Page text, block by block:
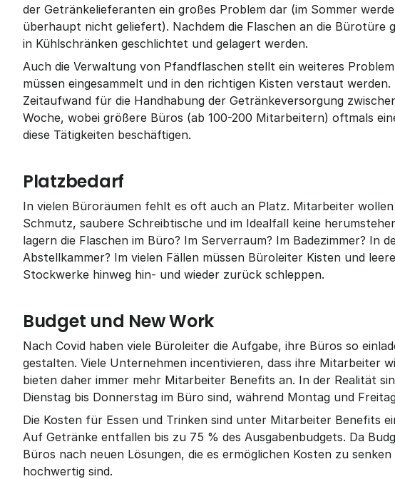
der Getränkelieferanten ein großes Problem dar (im Sommer
überhaupt nicht geliefert). Nachdem die Flaschen an die Bürotüre
in Kühlschränken geschlichtet und gelagert werden.
Auch die Verwaltung von Pfandflaschen stellt ein weiteres
müssen eingesammelt und in den richtigen Kisten verstaut
Zeitaufwand für die Handhabung der Getränkeversorgung
Woche, wobei größere Büros (ab 100-200 Mitarbeitern) oftmals
diese Tätigkeiten beschäftigen.
Platzbedarf
In vielen Büroräumen fehlt es oft auch an Platz. Mitarbeiter
Schmutz, saubere Schreibtische und im Idealfall keine
lagern die Flaschen im Büro? Im Serverraum? Im Badezimmer? In
Abstellkammer? Im vielen Fällen müssen Büroleiter Kisten und
Stockwerke hinweg hin- und wieder zurück schleppen.
Budget und New Work
Nach Covid haben viele Büroleiter die Aufgabe, ihre Büros so
gestalten. Viele Unternehmen incentivieren, dass ihre Mitarbeiter
bieten daher immer mehr Mitarbeiter Benefits an. In der Realität
Dienstag bis Donnerstag im Büro sind, während Montag und
Die Kosten für Essen und Trinken sind unter Mitarbeiter Benefits
Auf Getränke entfallen bis zu 75 % des Ausgabenbudgets. Da
Büros nach neuen Lösungen, die es ermöglichen Kosten zu
hochwertig sind.